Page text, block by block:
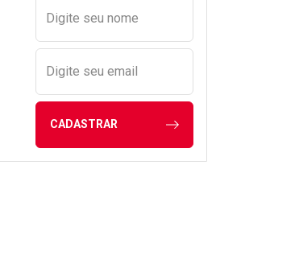
Preencher nome e email
Digite seu nome
Digite seu email
CADASTRAR